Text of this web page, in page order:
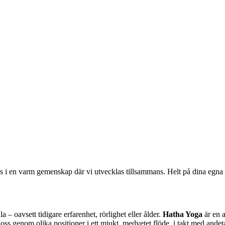
varm gemenskap där vi utvecklas tillsammans. Helt på dina
– oavsett tidigare erfarenhet, rörlighet eller ålder. Hatha Yoga är en
genom olika positioner i ett mjukt, medvetet flöde, i takt med